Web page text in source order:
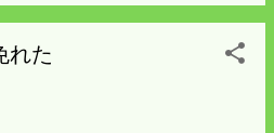
庄原駅が終点だったので交差点
車庫に帰るバスを歩道から見送
かACコードのジャックを探した
れた